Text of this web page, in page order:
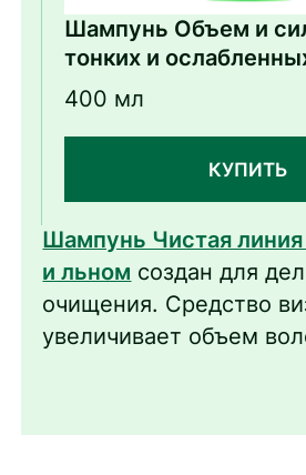
Шампунь Объем и
тонких и
экстракт льна и
400 мл
КУПИТЬ
Шампунь Чистая
и льном создан для
очищения. Средство
увеличивает объем